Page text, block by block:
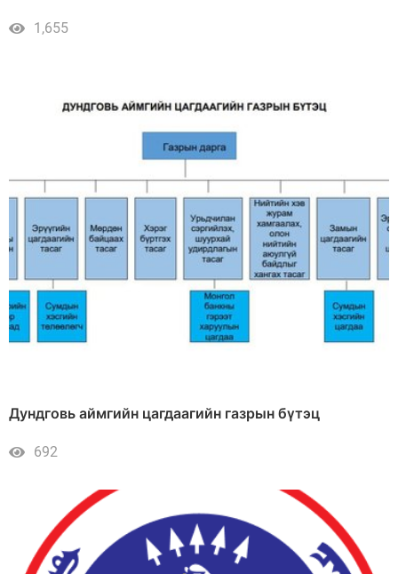
1,655
Дундговь аймгийн цагдаагийн газрын бүтэц
692